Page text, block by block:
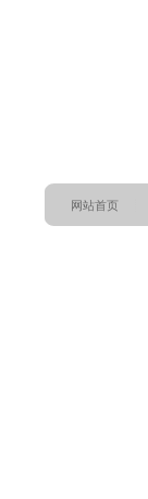
网站首页